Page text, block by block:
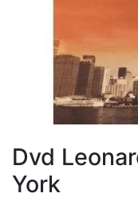
Dvd
York